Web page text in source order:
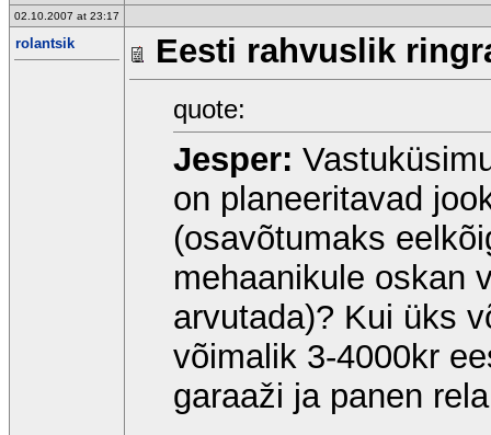
02.10.2007 at 23:17
rolantsik Eesti rahvuslik
quote:
Jesper:
on planeeritavad
(osavõtumaks
mehaanikule oskan
arvutada)? Kui üks
võimalik 3-4000kr
garaaži ja panen